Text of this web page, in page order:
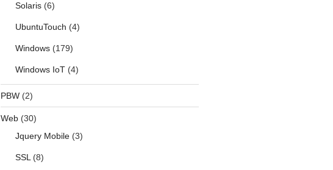
Solaris(6)
UbuntuTouch (4)
Windows(179)
Windows IoT(4)
PBW(2)
Web(30)
Jquery Mobile(3)
SSL(8)